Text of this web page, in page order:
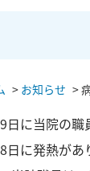
> お知らせ >
に当院の職
に発熱があ